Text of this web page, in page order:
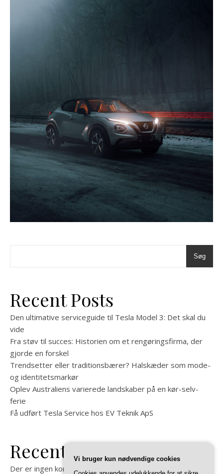
Søg
Recent Posts
Den ultimative serviceguide til Tesla Model 3: Det skal du
vide
Fra støv til succes: Historien om et rengøringsfirma, der
gjorde en forskel
Trendsetter eller traditionsbærer? Halskæder som mode-
og identitetsmarkør
Oplev Australiens varierede landskaber på en kør-selv-
ferie
Få udført Tesla Service hos EV Teknik ApS
Recent Comments
Der er ingen kommentarer at vise.
Vi bruger kun nødvendige cookies